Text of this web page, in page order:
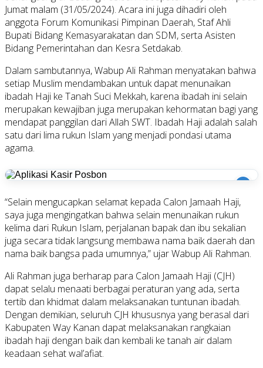
Jumat malam (31/05/2024). Acara ini juga dihadiri oleh
anggota Forum Komunikasi Pimpinan Daerah, Staf Ahli
Bupati Bidang Kemasyarakatan dan SDM, serta Asisten
Bidang Pemerintahan dan Kesra Setdakab.
Dalam sambutannya, Wabup Ali Rahman menyatakan bahwa
setiap Muslim mendambakan untuk dapat menunaikan
ibadah Haji ke Tanah Suci Mekkah, karena ibadah ini selain
merupakan kewajiban juga merupakan kehormatan bagi yang
mendapat panggilan dari Allah SWT. Ibadah Haji adalah salah
satu dari lima rukun Islam yang menjadi pondasi utama
agama.
i
“Selain mengucapkan selamat kepada Calon Jamaah Haji,
saya juga mengingatkan bahwa selain menunaikan rukun
kelima dari Rukun Islam, perjalanan bapak dan ibu sekalian
juga secara tidak langsung membawa nama baik daerah dan
nama baik bangsa pada umumnya,” ujar Wabup Ali Rahman.
Ali Rahman juga berharap para Calon Jamaah Haji (CJH)
dapat selalu menaati berbagai peraturan yang ada, serta
tertib dan khidmat dalam melaksanakan tuntunan ibadah.
Dengan demikian, seluruh CJH khususnya yang berasal dari
Kabupaten Way Kanan dapat melaksanakan rangkaian
ibadah haji dengan baik dan kembali ke tanah air dalam
keadaan sehat wal’afiat.